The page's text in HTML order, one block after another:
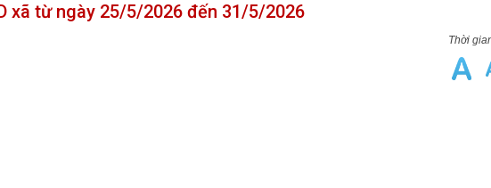
xã từ ngày 25/5/2026 đến 31/5/2026